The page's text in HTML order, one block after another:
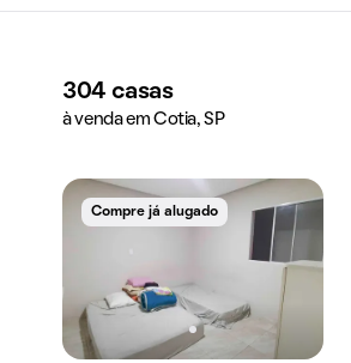
304 casas
à venda em Cotia, SP
Compre já alugado